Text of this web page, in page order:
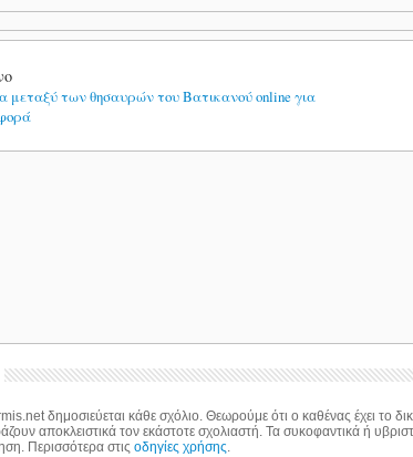
μεταξύ των θησαυρών του Βατικανού online για
δημοσιεύεται κάθε σχόλιο. Θεωρούμε ότι ο καθένας έχει το
αποκλειστικά τον εκάστοτε σχολιαστή. Τα συκοφαντικά ή
Περισσότερα στιςοδηγίες χρήσης.